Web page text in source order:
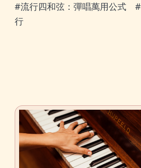
#流行四和弦：彈唱萬用公式
行